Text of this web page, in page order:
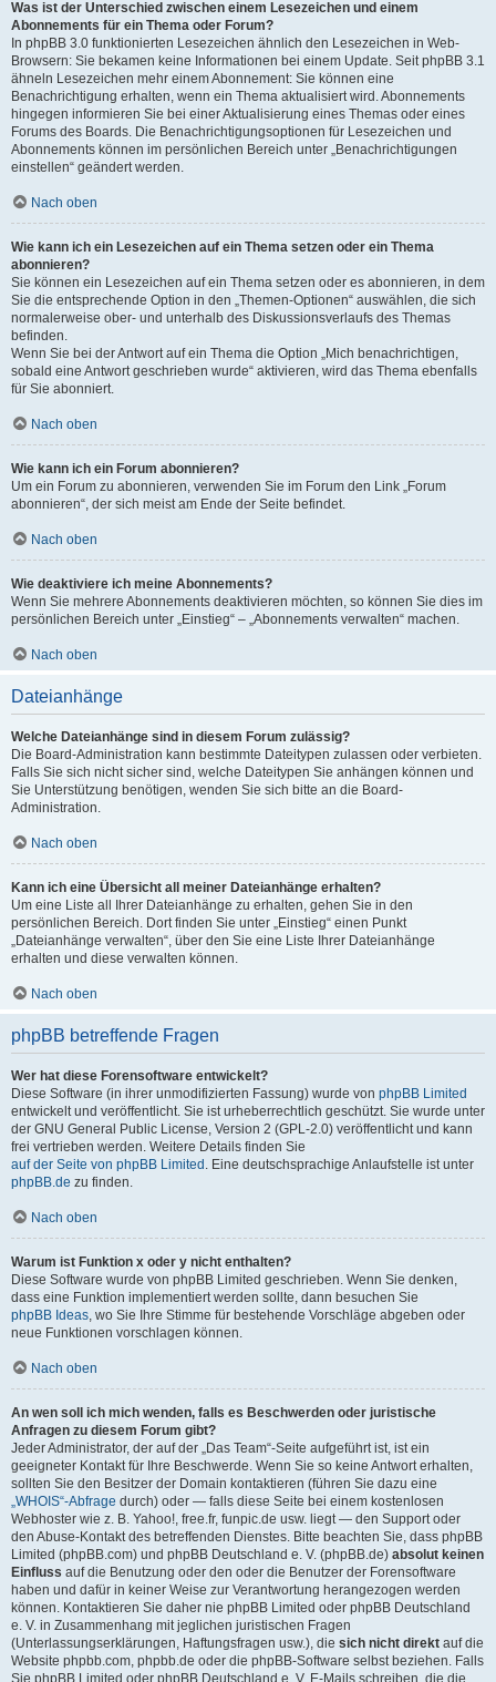
Was ist der Unterschied zwischen einem Lesezeichen und einem
Abonnements für ein Thema oder Forum?
In phpBB 3.0 funktionierten Lesezeichen ähnlich den Lesezeichen in Web-
Browsern: Sie bekamen keine Informationen bei einem Update. Seit phpBB 3.1
ähneln Lesezeichen mehr einem Abonnement: Sie können eine
Benachrichtigung erhalten, wenn ein Thema aktualisiert wird. Abonnements
hingegen informieren Sie bei einer Aktualisierung eines Themas oder eines
Forums des Boards. Die Benachrichtigungsoptionen für Lesezeichen und
Abonnements können im persönlichen Bereich unter „Benachrichtigungen
einstellen“ geändert werden.
Nach oben
Wie kann ich ein Lesezeichen auf ein Thema setzen oder ein Thema
abonnieren?
Sie können ein Lesezeichen auf ein Thema setzen oder es abonnieren, in dem
Sie die entsprechende Option in den „Themen-Optionen“ auswählen, die sich
normalerweise ober- und unterhalb des Diskussionsverlaufs des Themas
befinden.
Wenn Sie bei der Antwort auf ein Thema die Option „Mich benachrichtigen,
sobald eine Antwort geschrieben wurde“ aktivieren, wird das Thema ebenfalls
für Sie abonniert.
Nach oben
Wie kann ich ein Forum abonnieren?
Um ein Forum zu abonnieren, verwenden Sie im Forum den Link „Forum
abonnieren“, der sich meist am Ende der Seite befindet.
Nach oben
Wie deaktiviere ich meine Abonnements?
Wenn Sie mehrere Abonnements deaktivieren möchten, so können Sie dies im
persönlichen Bereich unter „Einstieg“ – „Abonnements verwalten“ machen.
Nach oben
Dateianhänge
Welche Dateianhänge sind in diesem Forum zulässig?
Die Board-Administration kann bestimmte Dateitypen zulassen oder verbieten.
Falls Sie sich nicht sicher sind, welche Dateitypen Sie anhängen können und
Sie Unterstützung benötigen, wenden Sie sich bitte an die Board-
Administration.
Nach oben
Kann ich eine Übersicht all meiner Dateianhänge erhalten?
Um eine Liste all Ihrer Dateianhänge zu erhalten, gehen Sie in den
persönlichen Bereich. Dort finden Sie unter „Einstieg“ einen Punkt
„Dateianhänge verwalten“, über den Sie eine Liste Ihrer Dateianhänge
erhalten und diese verwalten können.
Nach oben
phpBB betreffende Fragen
Wer hat diese Forensoftware entwickelt?
Diese Software (in ihrer unmodifizierten Fassung) wurde von phpBB Limited
entwickelt und veröffentlicht. Sie ist urheberrechtlich geschützt. Sie wurde unter
der GNU General Public License, Version 2 (GPL-2.0) veröffentlicht und kann
frei vertrieben werden. Weitere Details finden Sie
auf der Seite von phpBB Limited . Eine deutschsprachige Anlaufstelle ist unter
phpBB.de zu finden.
Nach oben
Warum ist Funktion x oder y nicht enthalten?
Diese Software wurde von phpBB Limited geschrieben. Wenn Sie denken,
dass eine Funktion implementiert werden sollte, dann besuchen Sie
phpBB Ideas, wo Sie Ihre Stimme für bestehende Vorschläge abgeben oder
neue Funktionen vorschlagen können.
Nach oben
An wen soll ich mich wenden, falls es Beschwerden oder juristische
Anfragen zu diesem Forum gibt?
Jeder Administrator, der auf der „Das Team“-Seite aufgeführt ist, ist ein
geeigneter Kontakt für Ihre Beschwerde. Wenn Sie so keine Antwort erhalten,
sollten Sie den Besitzer der Domain kontaktieren (führen Sie dazu eine
„WHOIS“-Abfrage durch) oder — falls diese Seite bei einem kostenlosen
Webhoster wie z. B. Yahoo!, free.fr, funpic.de usw. liegt — den Support oder
den Abuse-Kontakt des betreffenden Dienstes. Bitte beachten Sie, dass phpBB
Limited (phpBB.com) und phpBB Deutschland e. V. (phpBB.de) absolut keinen
Einfluss auf die Benutzung oder den oder die Benutzer der Forensoftware
haben und dafür in keiner Weise zur Verantwortung herangezogen werden
können. Kontaktieren Sie daher nie phpBB Limited oder phpBB Deutschland
e. V. in Zusammenhang mit jeglichen juristischen Fragen
(Unterlassungserklärungen, Haftungsfragen usw.), die sich nicht direkt auf die
Website phpbb.com, phpbb.de oder die phpBB-Software selbst beziehen. Falls
Sie phpBB Limited oder phpBB Deutschland e. V. E-Mails schreiben, die die